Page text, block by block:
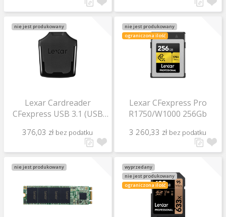
nie jest produkowany
Lexar Cardreader
CFexpress USB 3.1 (USB
376,03 zł bez podatku
nie jest produkowany
ograniczona ilość
Lexar CFexpress Pro
R1750/W1000 256Gb
3 260,33 zł bez podatku
nie jest produkowany
wyprzedany
nie jest produkowany
ograniczona ilość